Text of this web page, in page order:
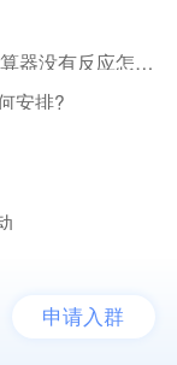
·CFP在线考试能拿计算器吗?点击金融计算器没有反应怎么办?
安排?
申请入群